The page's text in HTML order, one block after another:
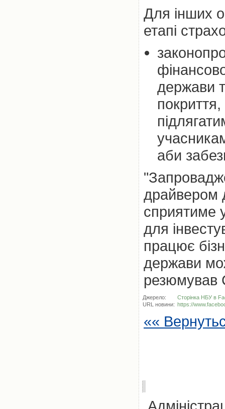
Для інших
етапі
держави
аби
драйвером
сприятиме
для
працює
держави
резюмував
Джерело:
Сторінка НБУ в
URL новини: https://
««